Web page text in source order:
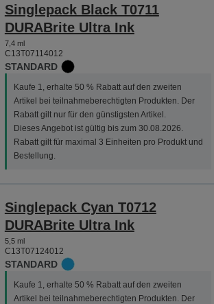
Singlepack Black T0711
DURABrite Ultra Ink
7,4 ml
C13T07114012
STANDARD
Kaufe 1, erhalte 50 % Rabatt auf den zweiten
Artikel bei teilnahmeberechtigten Produkten. Der
Rabatt gilt nur für den günstigsten Artikel.
Dieses Angebot ist gültig bis zum 30.08.2026.
Rabatt gilt für maximal 3 Einheiten pro Produkt und
Bestellung.
Singlepack Cyan T0712
DURABrite Ultra Ink
5,5 ml
C13T07124012
STANDARD
Kaufe 1, erhalte 50 % Rabatt auf den zweiten
Artikel bei teilnahmeberechtigten Produkten. Der